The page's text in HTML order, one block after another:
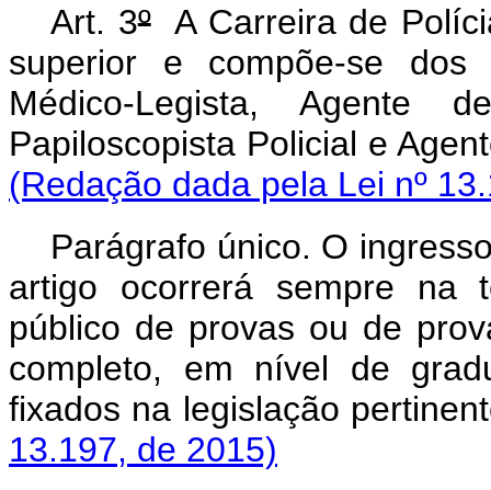
Art. 3ºA Carreira de
superior e compõe-se
Médico-Legista, Agente
Papiloscopista Policial
(Redação dada pela Lei nº
Parágrafo único. O
artigo ocorrerá sempre na
público de provas ou de
completo, em nível de
fixados na
13.197, de 2015)